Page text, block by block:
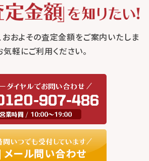
おおよその査定金額をご案内いたしま
気軽にご利用ください。